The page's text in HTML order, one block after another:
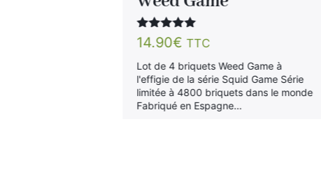
Note5.00
sur 5
14.90€ TTC
Lot de 4 briquets Weed Game à
l'effigie de la série Squid Game Série
limitée à 4800 briquets dans le monde
Fabriqué en Espagne…